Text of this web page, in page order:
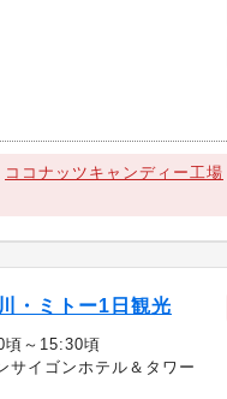
ココナッツキャンディー工場
・ミトー1日観光
頃～15:30頃
サイゴンホテル＆タワー